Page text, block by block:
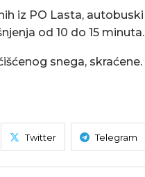
iz PO Lasta,
od 10 do 15 minuta.
snega,
Twitter Telegram